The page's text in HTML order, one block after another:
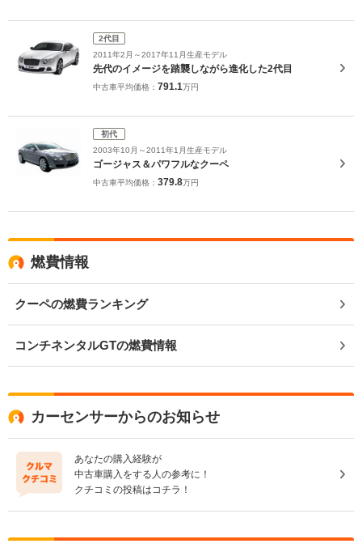
2代目
2011年2月～2017年11月生産モデル
先代のイメージを踏襲しながら進化した2代目
中古車平均価格： 791.1万円
初代
2003年10月～2011年1月生産モデル
ゴージャス＆パワフルなクーペ
中古車平均価格： 379.8万円
燃費情報
クーペの燃費ランキング
コンチネンタルGTの燃費情報
カーセンサーからのお知らせ
あなたの購入経験が
中古車購入をする人の参考に！
クチコミの投稿はコチラ！